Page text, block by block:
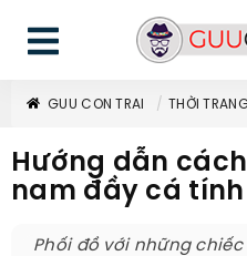
GUU CON TRAI THỜI
Hướng dẫn
nam đầy cá tính
Phối đồ với những